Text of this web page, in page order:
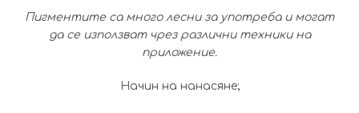
Пигментите са много лесни за употреба и могат
да се използват чрез различни техники на
приложение.
Начин на нанасяне;